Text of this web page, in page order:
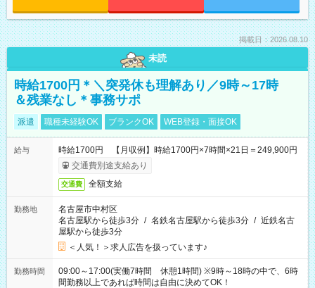
掲載日：2026.08.10
未読
時給1700円＊＼突発休も理解あり／9時～17時
＆残業なし＊事務サポ
派遣 職種未経験OK ブランクOK WEB登録・面接OK
給与
時給1700円 【月収例】時給1700円×7時間×21日＝249,900円
交通費別途支給あり
交通費 全額支給
勤務地
名古屋市中村区
名古屋駅から徒歩3分 / 名鉄名古屋駅から徒歩3分 / 近鉄名古
屋駅から徒歩3分
＜人気！＞求人広告を扱っています♪
勤務時間
09:00～17:00(実働7時間 休憩1時間) ※9時～18時の中で、6時
間勤務以上であれば時間は自由に決めてOK！